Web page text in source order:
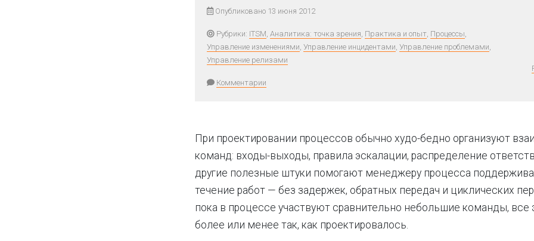
Опубликовано 13 июня 2012
Рубрики: ITSM, Аналитика: точка зрения, Практика и опыт, Процессы,
Управление изменениями, Управление инцидентами, Управление проблемами,
Управление релизами
Комментарии
При проектировании процессов обычно худо-бедно организуют
команд: входы-выходы, правила эскалации, распределение
другие полезные штуки помогают менеджеру процесса
течение работ — без задержек, обратных передач и циклических
пока в процессе участвуют сравнительно небольшие команды, все
более или менее так, как проектировалось.